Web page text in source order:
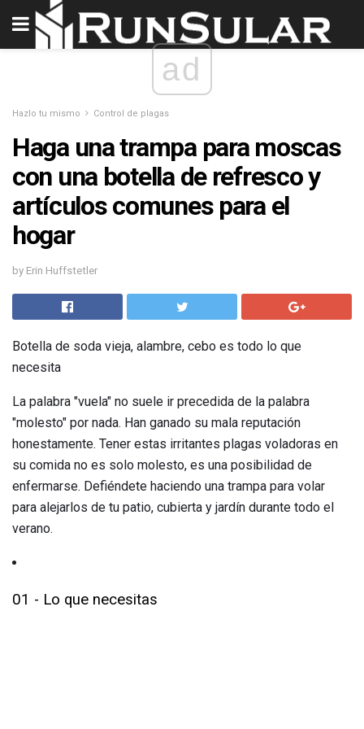
ad
Hazlo tu mismo Control de plagas
Haga una trampa para moscas
con una botella de refresco y
artículos comunes para el
hogar
by Erin Huffstetler
Botella de soda vieja, alambre, cebo es todo lo que
necesita
La palabra "vuela" no suele ir precedida de la palabra
"molesto" por nada. Han ganado su mala reputación
honestamente. Tener estas irritantes plagas voladoras en
su comida no es solo molesto, es una posibilidad de
enfermarse. Defiéndete haciendo una trampa para volar
para alejarlos de tu patio, cubierta y jardín durante todo el
verano.
01 - Lo que necesitas